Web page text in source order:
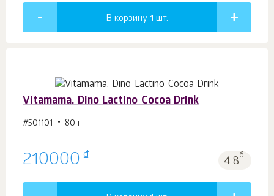
В корзину 1 шт.
Vitamama. Dino Lactino Cocoa Drink
#501101 80 г
210000 ₫ 4.8б.